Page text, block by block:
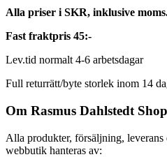
Alla priser i SKR, inklusive
Fast fraktpris 45:-
Lev.tid normalt 4-6 arbetsdagar
Full returrätt/byte storlek inom 14
Om Rasmus Dahlstedt Shop
Alla produkter, försäljning, leverans
webbutik hanteras av: